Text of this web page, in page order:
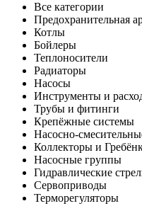
Все категории
Предохранительная
Котлы
Бойлеры
Теплоносители
Радиаторы
Насосы
Инструменты и
Трубы и фитинги
Крепёжные системы
Насосно-
Коллекторы и
Насосные группы
Гидравлические
Сервоприводы
Терморегуляторы